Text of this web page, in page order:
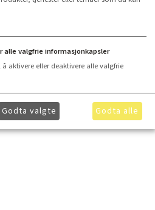
alle valgfrie informasjonkapsler
aktivere eller deaktivere alle valgfrie
Godta valgte Godta alle